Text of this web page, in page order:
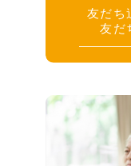
友だち
友だ